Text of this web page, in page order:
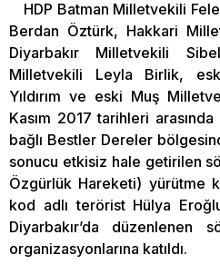
HDP Batman Milletvekili
Berdan Öztürk, Hakkari
Diyarbakır Milletvekili
Milletvekili Leyla Birlik,
Yıldırım ve eski Muş
Kasım 2017 tarihleri arasında
bağlı Bestler Dereler
sonucu etkisiz hale getirilen
Özgürlük Hareketi) yürütme
kod adlı terörist Hülya
Diyarbakır’da
organizasyonlarına katıldı.